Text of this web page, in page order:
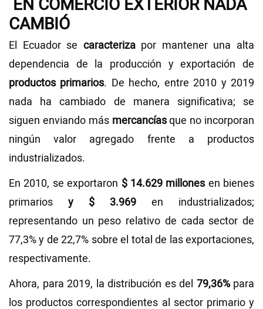
EN COMERCIO EXTERIOR NADA
CAMBIÓ
El Ecuador se caracterizapor mantener una alta
dependencia de la producción y exportación de
productos primarios. De hecho, entre 2010 y 2019
nada ha cambiado de manera significativa; se
siguen enviando más mercancíasque no incorporan
ningún valor agregado frente a productos
industrializados.
En 2010, se exportaron $ 14.629 millones en bienes
primarios y $ 3.969 en industrializados;
representando un peso relativo de cada sector de
77,3% y de 22,7% sobre el total de las exportaciones,
respectivamente.
Ahora, para 2019, la distribución es del 79,36%para
los productos correspondientes al sector primario y